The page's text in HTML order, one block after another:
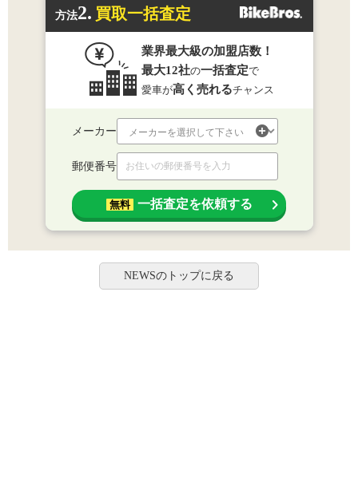
方法2. 買取一括査定
業界最大級の加盟店数！
最大12社の一括査定で
愛車が高く売れるチャンス
メーカー
郵便番号
無料 一括査定を依頼する
NEWSのトップに戻る